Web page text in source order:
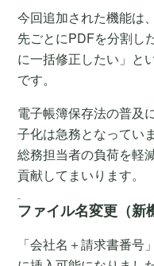
今回追加された機能は
先ごとにPDFを分割し
に一括修正したい」と
です。
電子帳簿保存法の普及
子化は急務となってい
総務担当者の負荷を軽
貢献してまいります。
ファイル名変更（新
「会社名＋請求書番